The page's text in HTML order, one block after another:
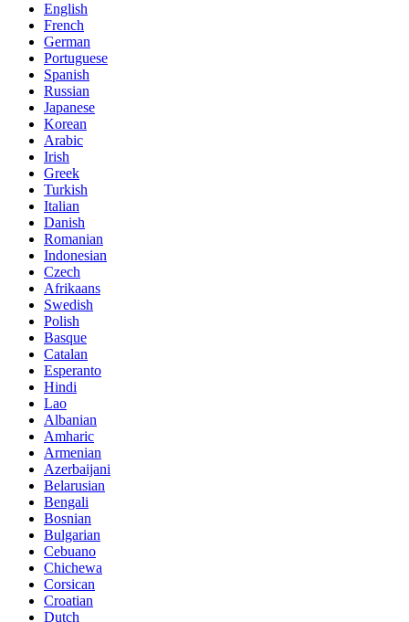
English
French
German
Portuguese
Spanish
Russian
Japanese
Korean
Arabic
Irish
Greek
Turkish
Italian
Danish
Romanian
Indonesian
Czech
Afrikaans
Swedish
Polish
Basque
Catalan
Esperanto
Hindi
Lao
Albanian
Amharic
Armenian
Azerbaijani
Belarusian
Bengali
Bosnian
Bulgarian
Cebuano
Chichewa
Corsican
Croatian
Dutch